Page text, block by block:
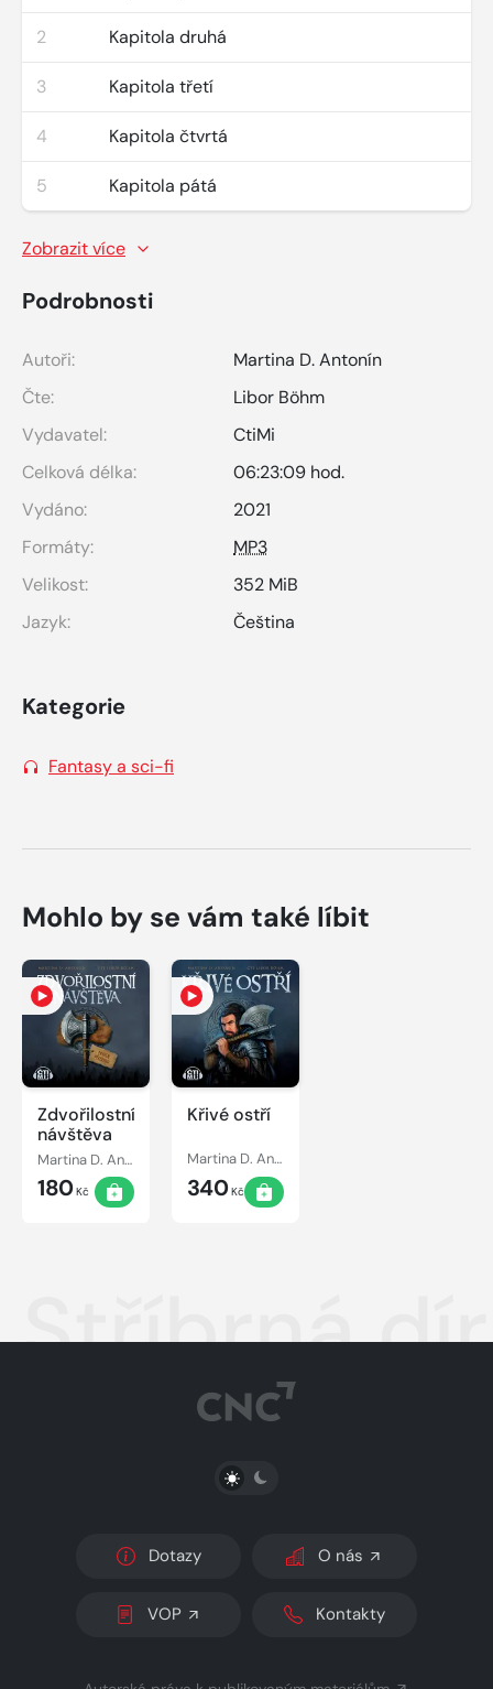
2 Kapitola druhá
3 Kapitola třetí
4 Kapitola čtvrtá
5 Kapitola pátá
Zobrazit více
Podrobnosti
Autoři:
Martina D. Antonín
Čte:
Libor Böhm
Vydavatel:
CtiMi
Celková délka:
06:23:09 hod.
Vydáno:
2021
Formáty:
MP3
Velikost:
352 MiB
Jazyk:
Čeština
Kategorie
Fantasy a sci-fi
Mohlo by se vám také líbit
Zdvořilostní
návštěva
Martina D. Antonín
180Kč
Křivé ostří
Martina D. Antonín
340Kč
Stříbrná
PŘEPNOUT SVĚTLÝ/TMAVÝ REŽIM
Dotazy O nás
VOP Kontakty